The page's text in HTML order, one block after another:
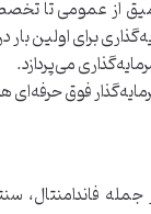
از عمومی تا
برای اولین بار
می‌پردازد.
فوق حرفه‌ای
جمله فاندامنتال،